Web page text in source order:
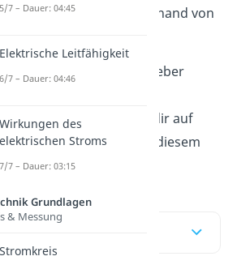
dann dein Wissen auch anhand von
Du möchtest das Thema lieber
bekommen? Dann schau dir auf
jeden Fall unserVideo
zu diesem
Artikel an.
5/7 – Dauer: 04:45
Elektrische Leitfähigkeit
6/7 – Dauer: 04:46
Wirkungen des
elektrischen Stroms
7/7 – Dauer: 03:15
Grundlagen
& Messung
Stromkreis